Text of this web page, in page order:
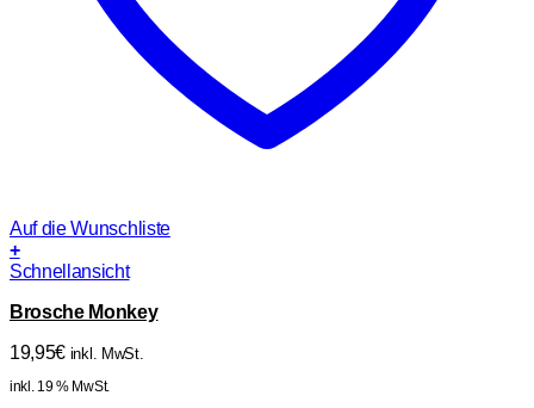
Auf die Wunschliste
+
Schnellansicht
Brosche Monkey
19,95€ inkl. MwSt.
inkl. 19 % MwSt.